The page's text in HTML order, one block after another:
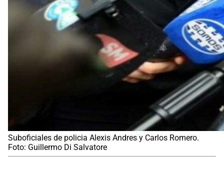
Suboficiales de policia Alexis Andres y Carlos Romero.
Foto: Guillermo Di Salvatore